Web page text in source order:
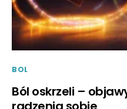
BOL
Ból oskrzeli –